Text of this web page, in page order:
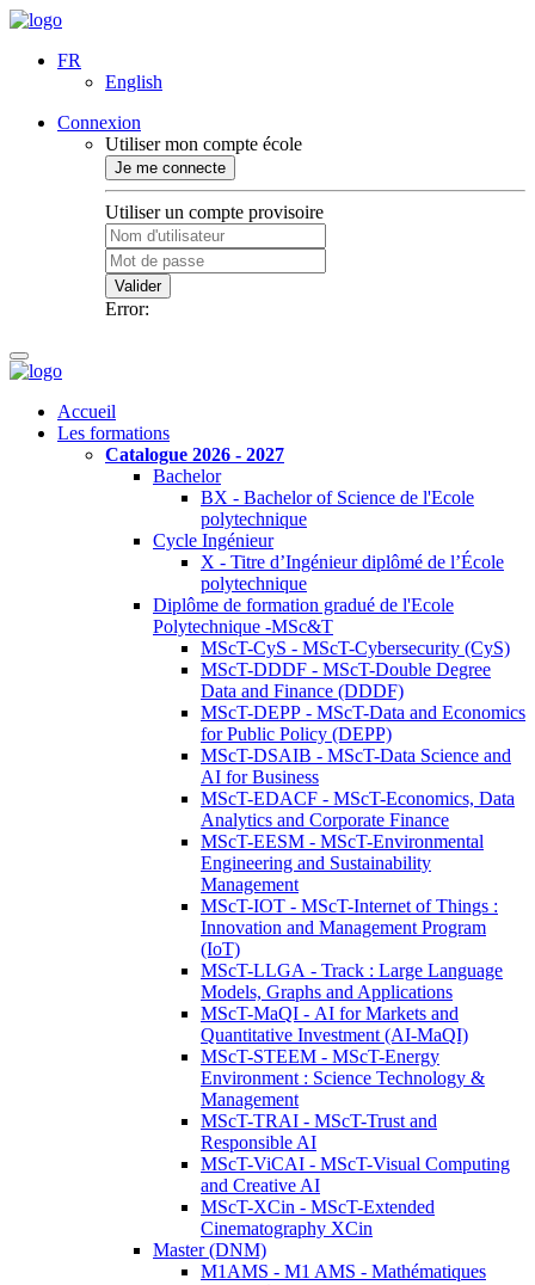
FR
English
Connexion
Utiliser mon compte école
Je me connecte
Utiliser un compte provisoire
Valider
Error:
Accueil
Les formations
Catalogue 2026 - 2027
Bachelor
BX - Bachelor of Science de l'Ecole
polytechnique
Cycle Ingénieur
X - Titre d’Ingénieur diplômé de l’École
polytechnique
Diplôme de formation gradué de l'Ecole
Polytechnique -MSc&T
MScT-CyS - MScT-Cybersecurity (CyS)
MScT-DDDF - MScT-Double Degree
Data and Finance (DDDF)
MScT-DEPP - MScT-Data and Economics
for Public Policy (DEPP)
MScT-DSAIB - MScT-Data Science and
AI for Business
MScT-EDACF - MScT-Economics, Data
Analytics and Corporate Finance
MScT-EESM - MScT-Environmental
Engineering and Sustainability
Management
MScT-IOT - MScT-Internet of Things :
Innovation and Management Program
(IoT)
MScT-LLGA - Track : Large Language
Models, Graphs and Applications
MScT-MaQI - AI for Markets and
Quantitative Investment (AI-MaQI)
MScT-STEEM - MScT-Energy
Environment : Science Technology &
Management
MScT-TRAI - MScT-Trust and
Responsible AI
MScT-ViCAI - MScT-Visual Computing
and Creative AI
MScT-XCin - MScT-Extended
Cinematography XCin
Master (DNM)
M1AMS - M1 AMS - Mathématiques